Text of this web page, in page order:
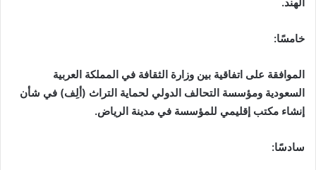
خامسًا:
الموافقة على اتفاقية بين وزارة الثقافة في المملكة العربية
السعودية ومؤسسة التحالف الدولي لحماية التراث (ألِف) في شأن
إنشاء مكتب إقليمي للمؤسسة في مدينة الرياض.
سادسًا: